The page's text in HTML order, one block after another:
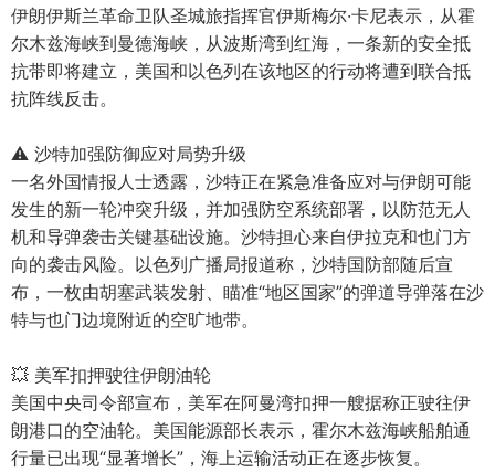
伊朗伊斯兰革命卫队圣城旅指挥官伊斯梅尔·卡尼表示，从霍
尔木兹海峡到曼德海峡，从波斯湾到红海，一条新的安全抵
抗带即将建立，美国和以色列在该地区的行动将遭到联合抵
抗阵线反击。
⚠️ 沙特加强防御应对局势升级
一名外国情报人士透露，沙特正在紧急准备应对与伊朗可能
发生的新一轮冲突升级，并加强防空系统部署，以防范无人
机和导弹袭击关键基础设施。沙特担心来自伊拉克和也门方
向的袭击风险。以色列广播局报道称，沙特国防部随后宣
布，一枚由胡塞武装发射、瞄准“地区国家”的弹道导弹落在沙
特与也门边境附近的空旷地带。
💥 美军扣押驶往伊朗油轮
美国中央司令部宣布，美军在阿曼湾扣押一艘据称正驶往伊
朗港口的空油轮。美国能源部长表示，霍尔木兹海峡船舶通
行量已出现“显著增长”，海上运输活动正在逐步恢复。